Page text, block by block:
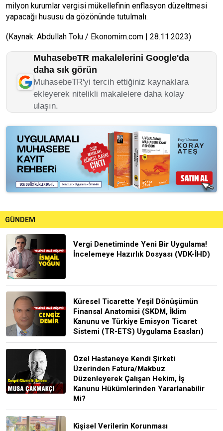
milyon kurumlar vergisi mükellefinin enflasyon düzeltmesi
yapacağı hususu da gözönünde tutulmalı.
(Kaynak: Abdullah Tolu / Ekonomim.com | 28.11.2023)
MuhasebeTR makalelerini Google'da
daha sık görün
MuhasebeTR'yi tercih ettiğiniz kaynaklara
ekleyerek nitelikli makalelere daha kolay
ulaşın.
GÜNDEM
Vergi Denetiminde Yeni Bir Uygulama!
İncelemeye Hazırlık Dosyası (VDK-İHD)
Küresel Ticarette Yeşil Dönüşümün
Finansal Anatomisi (SKDM, İklim
Kanunu ve Türkiye Emisyon Ticaret
Sistemi (TR-ETS) Uygulama Esasları)
Özel Hastaneye Kendi Şirketi
Üzerinden Fatura/Makbuz
Düzenleyerek Çalışan Hekim, İş
Kanunu Hükümlerinden Yararlanabilir
Mi?
Kişisel Verilerin Korunması